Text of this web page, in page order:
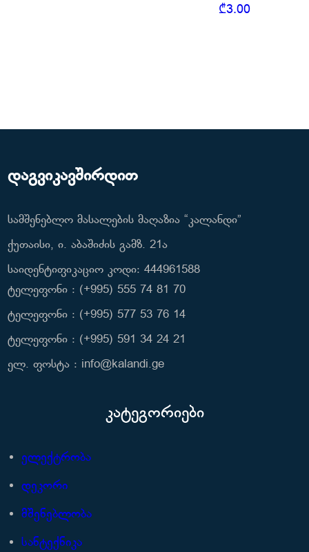
₾3.00
დაგვიკავშირდით
სამშენებლო მასალების მაღაზია “კალანდი”
ქუთაისი, ი. აბაშიძის გამზ. 21ა
საიდენტიფიკაციო კოდი: 444961588
ტელეფონი : (+995) 555 74 81 70
ტელეფონი : (+995) 577 53 76 14
ტელეფონი : (+995) 591 34 24 21
ელ. ფოსტა : info@kalandi.ge
კატეგორიები
ელექტრობა
დეკორი
მშენებლობა
სანტექნიკა